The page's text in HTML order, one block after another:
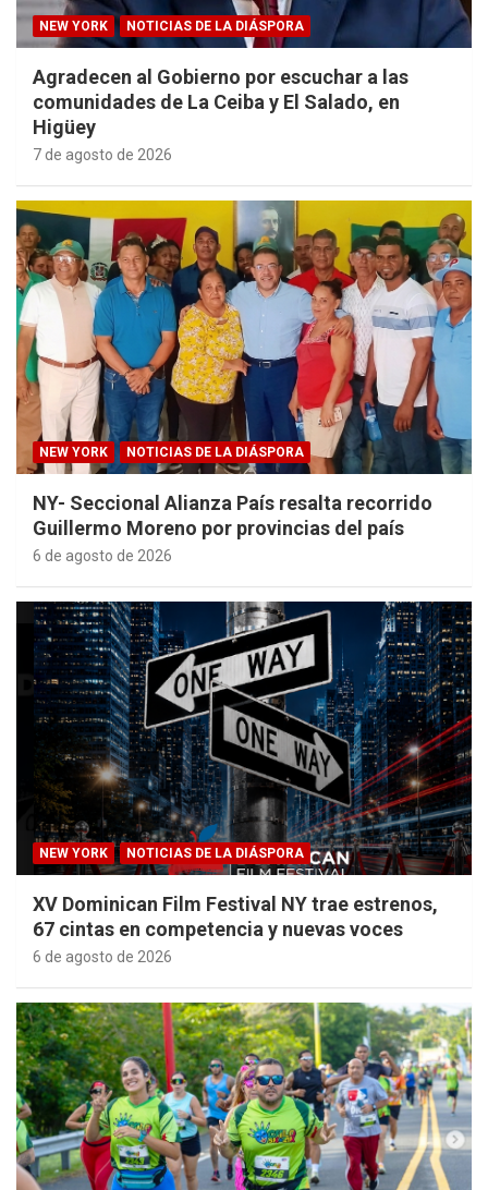
NEW YORK NOTICIAS DE LA DIÁSPORA
Agradecen al Gobierno por escuchar a las
comunidades de La Ceiba y El Salado, en
Higüey
7 de agosto de 2026
NEW YORK NOTICIAS DE LA DIÁSPORA
NY- Seccional Alianza País resalta recorrido
Guillermo Moreno por provincias del país
6 de agosto de 2026
NEW YORK NOTICIAS DE LA DIÁSPORA
XV Dominican Film Festival NY trae estrenos,
67 cintas en competencia y nuevas voces
6 de agosto de 2026